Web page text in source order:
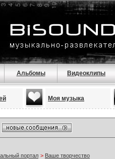
Альбомы Видеоклипы
Моя музыка
портал > Ваше творчество